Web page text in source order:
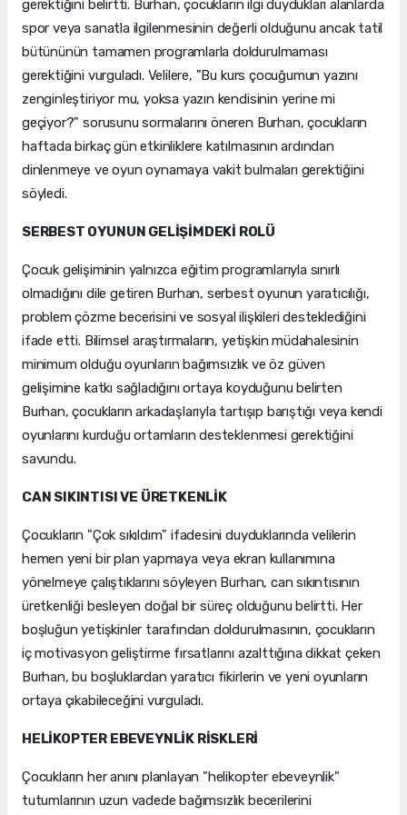
gerektiğini belirtti. Burhan, çocukların ilgi duydukları alanlarda
spor veya sanatla ilgilenmesinin değerli olduğunu ancak tatil
bütününün tamamen programlarla doldurulmaması
gerektiğini vurguladı. Velilere, "Bu kurs çocuğumun yazını
zenginleştiriyor mu, yoksa yazın kendisinin yerine mi
geçiyor?" sorusunu sormalarını öneren Burhan, çocukların
haftada birkaç gün etkinliklere katılmasının ardından
dinlenmeye ve oyun oynamaya vakit bulmaları gerektiğini
söyledi.
SERBEST OYUNUN GELİŞİMDEKİ ROLÜ
Çocuk gelişiminin yalnızca eğitim programlarıyla sınırlı
olmadığını dile getiren Burhan, serbest oyunun yaratıcılığı,
problem çözme becerisini ve sosyal ilişkileri desteklediğini
ifade etti. Bilimsel araştırmaların, yetişkin müdahalesinin
minimum olduğu oyunların bağımsızlık ve öz güven
gelişimine katkı sağladığını ortaya koyduğunu belirten
Burhan, çocukların arkadaşlarıyla tartışıp barıştığı veya kendi
oyunlarını kurduğu ortamların desteklenmesi gerektiğini
savundu.
CAN SIKINTISI VE ÜRETKENLİK
Çocukların "Çok sıkıldım" ifadesini duyduklarında velilerin
hemen yeni bir plan yapmaya veya ekran kullanımına
yönelmeye çalıştıklarını söyleyen Burhan, can sıkıntısının
üretkenliği besleyen doğal bir süreç olduğunu belirtti. Her
boşluğun yetişkinler tarafından doldurulmasının, çocukların
iç motivasyon geliştirme fırsatlarını azalttığına dikkat çeken
Burhan, bu boşluklardan yaratıcı fikirlerin ve yeni oyunların
ortaya çıkabileceğini vurguladı.
HELİKOPTER EBEVEYNLİK RİSKLERİ
Çocukların her anını planlayan "helikopter ebeveynlik"
tutumlarının uzun vadede bağımsızlık becerilerini